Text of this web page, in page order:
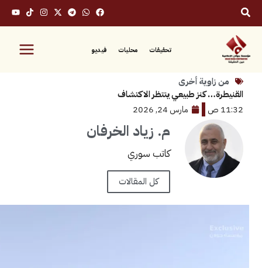
محليات فيديو
أخرى
كنز طبيعي ينتظر الاكتشاف
مارس 24, 2026
م. زياد الخرفان
كاتب سوري